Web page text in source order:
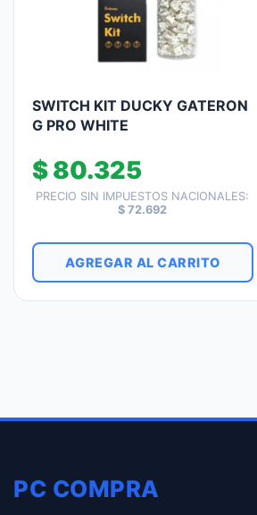
SWITCH KIT DUCKY GATERON
G PRO WHITE
$80.325
PRECIO SIN IMPUESTOS NACIONALES:
$ 72.692
AGREGAR AL CARRITO
PC COMPRA